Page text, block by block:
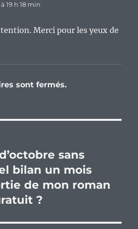
19 h 18 min
Merci pour les yeux de
sont fermés.
sans
bilan un mois
de mon roman
?